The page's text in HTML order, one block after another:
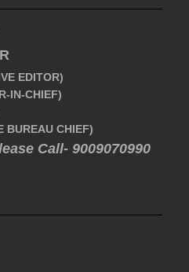
EDITOR)
IN-CHIEF)
BUREAU CHIEF)
Call- 9009070990